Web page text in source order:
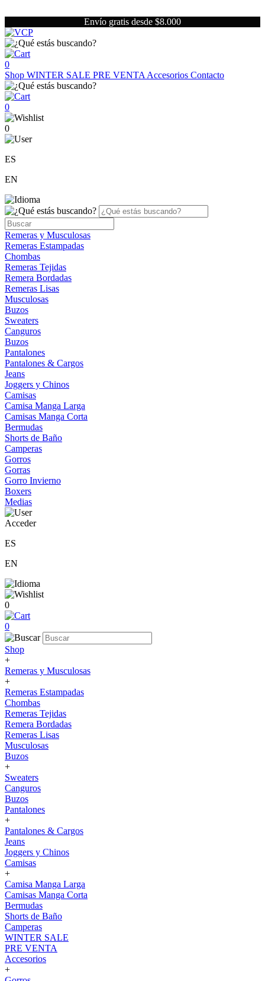
Envío gratis desde $8.000
0
Shop WINTER SALE PRE VENTA Accesorios Contacto
0
0
ES
EN
Remeras y Musculosas
Remeras Estampadas
Chombas
Remeras Tejidas
Remera Bordadas
Remeras Lisas
Musculosas
Buzos
Sweaters
Canguros
Buzos
Pantalones
Pantalones & Cargos
Jeans
Joggers y Chinos
Camisas
Camisa Manga Larga
Camisas Manga Corta
Bermudas
Shorts de Baño
Camperas
Gorros
Gorras
Gorro Invierno
Boxers
Medias
Acceder
ES
EN
0
0
Shop
+
Remeras y Musculosas
+
Remeras Estampadas
Chombas
Remeras Tejidas
Remera Bordadas
Remeras Lisas
Musculosas
Buzos
+
Sweaters
Canguros
Buzos
Pantalones
+
Pantalones & Cargos
Jeans
Joggers y Chinos
Camisas
+
Camisa Manga Larga
Camisas Manga Corta
Bermudas
Shorts de Baño
Camperas
WINTER SALE
PRE VENTA
Accesorios
+